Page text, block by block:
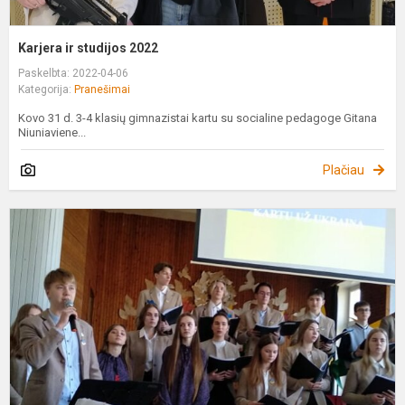
Karjera ir studijos 2022
Paskelbta: 2022-04-06
Kategorija: Pranešimai
Kovo 31 d. 3-4 klasių gimnazistai kartu su socialine pedagoge Gitana
Niuniaviene...
Plačiau